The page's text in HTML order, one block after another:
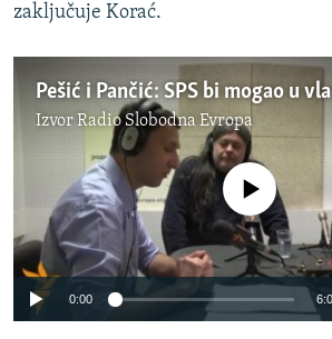
zaključuje Korać.
Pešić i Pančić: SPS bi mogao u
IzvorRadio Slobodna Evropa
No media source
0:00